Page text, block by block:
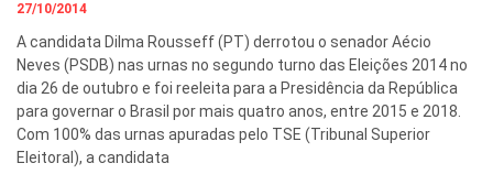
27/10/2014
A candidata Dilma Rousseff (PT) derrotou o senador Aécio
Neves (PSDB) nas urnas no segundo turno das Eleições 2014 no
dia 26 de outubro e foi reeleita para a Presidência da República
para governar o Brasil por mais quatro anos, entre 2015 e 2018.
Com 100% das urnas apuradas pelo TSE (Tribunal Superior
Eleitoral), a candidata